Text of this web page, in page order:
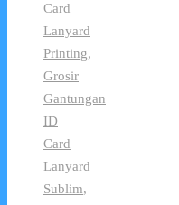
Card
Lanyard
Printing,
Grosir
Gantungan
ID
Card
Lanyard
Sublim,